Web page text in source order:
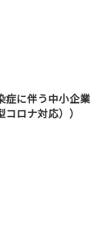
に伴う中小企業
ロナ対応））